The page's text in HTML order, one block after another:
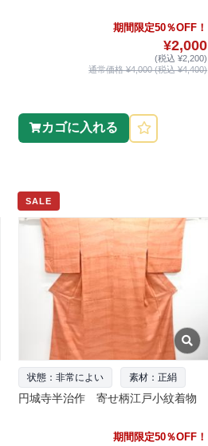
期間限定50％OFF！
¥2,000
(税込 ¥2,200)
通常価格 ¥4,000 (税込 ¥4,400)
カゴに入れる
SALE
状態：非常によい 素材：正絹
円城寺半治作 寄せ柄江戸小紋着物
期間限定50％OFF！